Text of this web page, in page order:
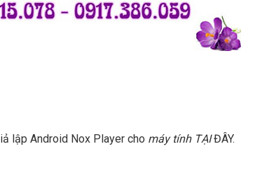
lập Android Nox Player cho máy tính TẠIĐÂY.